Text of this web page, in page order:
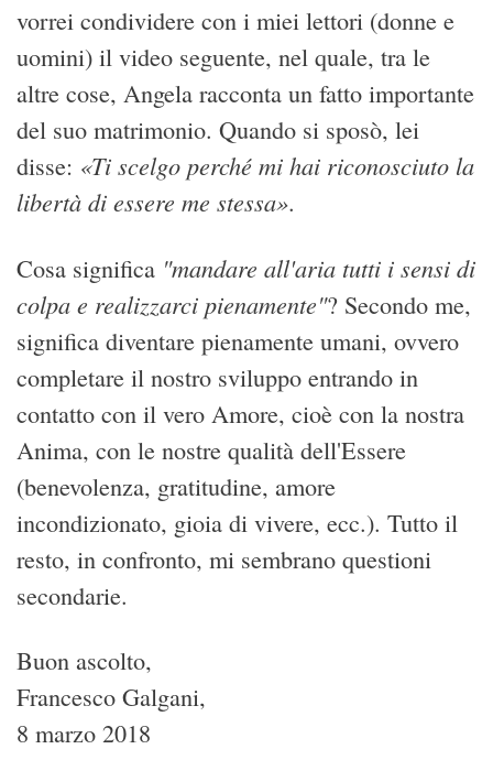
vorrei condividere con i miei lettori (donne e
uomini) il video seguente, nel quale, tra le
altre cose, Angela racconta un fatto importante
del suo matrimonio. Quando si sposò, lei
disse: «Ti scelgo perché mi hai riconosciuto la
libertà di essere me stessa».
Cosa significa "mandare all'aria tutti i sensi di
colpa e realizzarci pienamente"? Secondo me,
significa diventare pienamente umani, ovvero
completare il nostro sviluppo entrando in
contatto con il vero Amore, cioè con la nostra
Anima, con le nostre qualità dell'Essere
(benevolenza, gratitudine, amore
incondizionato, gioia di vivere, ecc.). Tutto il
resto, in confronto, mi sembrano questioni
secondarie.
Buon ascolto,
Francesco Galgani,
8 marzo 2018